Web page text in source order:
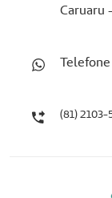
Caruaru
(81) 2103-